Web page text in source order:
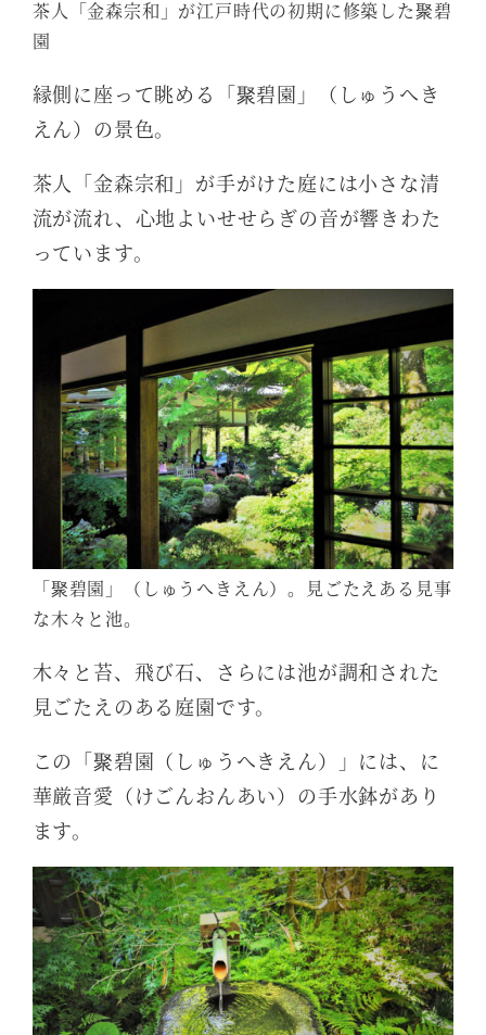
茶人「金森宗和」が江戸時代の初期に修築した聚碧
園
縁側に座って眺める「聚碧園」（しゅうへき
えん）の景色。
茶人「金森宗和」が手がけた庭には小さな清
流が流れ、心地よいせせらぎの音が響きわた
っています。
「聚碧園」（しゅうへきえん）。見ごたえある見事
な木々と池。
木々と苔、飛び石、さらには池が調和された
見ごたえのある庭園です。
この「聚碧園（しゅうへきえん）」には、に
華厳音愛（けごんおんあい）の手水鉢があり
ます。